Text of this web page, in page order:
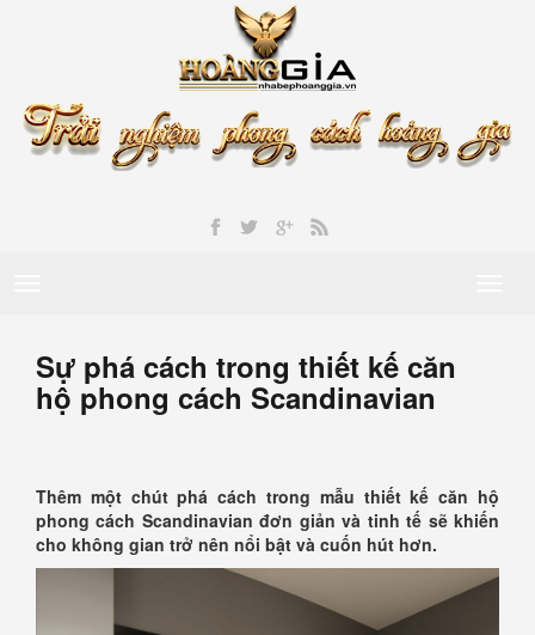
Sự phá cách trong thiết kế căn
hộ phong cách Scandinavian
Thêm một chút phá cách trong mẫu thiết kế căn hộ
phong cách Scandinavian đơn giản và tinh tế sẽ khiến
cho không gian trở nên nổi bật và cuốn hút hơn.